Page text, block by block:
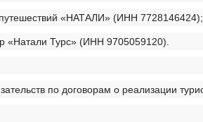
«НАТАЛИ» (ИНН 7728146424);
«Натали Турс» (ИНН 9705059120).
по договорам о реализации